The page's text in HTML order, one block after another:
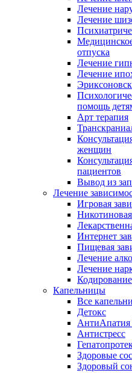
Лечение
Лечение
отпуска
Лечение
Лечение
помощь
Арт терапия
женщин
пациентов
Вывод из
Лечение
Игровая
Интернет
Пищевая
Лечение
Лечение
Кодирование
Капельницы
Все
Детокс
АнтиАпатия
Антистресс
Здоровые
Здоровый